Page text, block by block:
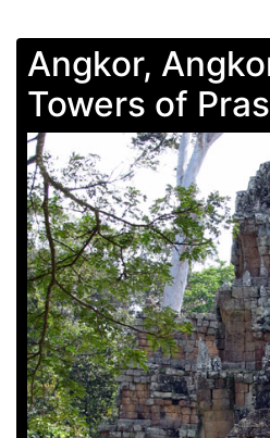
Angkor,
Towers of